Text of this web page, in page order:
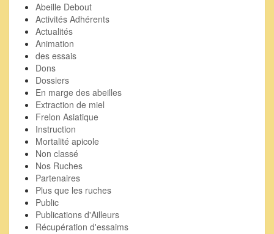
Abeille Debout
Activités Adhérents
Actualités
Animation
des essais
Dons
Dossiers
En marge des abeilles
Extraction de miel
Frelon Asiatique
Instruction
Mortalité apicole
Non classé
Nos Ruches
Partenaires
Plus que les ruches
Public
Publications d'Ailleurs
Récupération d'essaims